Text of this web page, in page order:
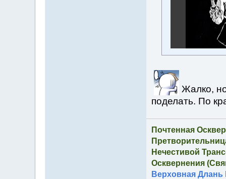
Жалко,
поделать. По
Почтенная
Нечестивой
Осквернения
Верховная Длань